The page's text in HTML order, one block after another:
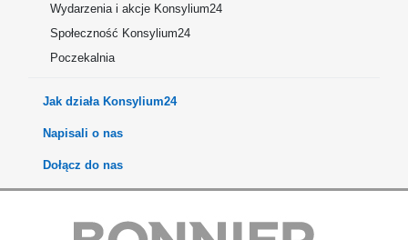
Wydarzenia i akcje Konsylium24
Społeczność Konsylium24
Poczekalnia
Jak działa Konsylium24
Napisali o nas
Dołącz do nas